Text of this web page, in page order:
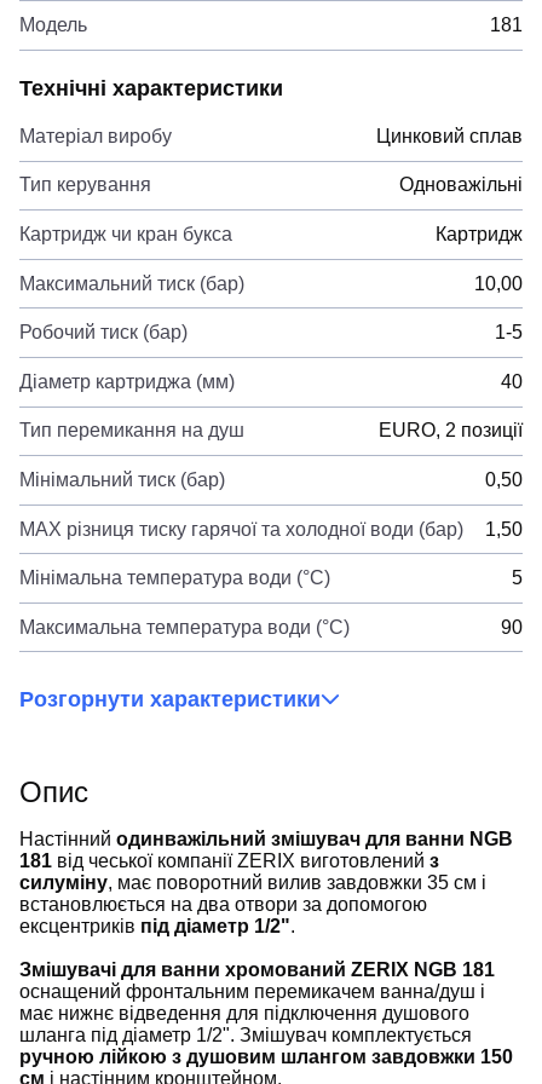
Модель 181
Технічні характеристики
Матеріал виробу Цинковий сплав
Тип керування Одноважільні
Картридж чи кран букса Картридж
Максимальний тиск (бар) 10,00
Робочий тиск (бар) 1-5
Діаметр картриджа (мм) 40
Тип перемикання на душ EURO, 2 позиції
Мінімальний тиск (бар) 0,50
MAX різниця тиску гарячої та холодної води (бар) 1,50
Мінімальна температура води (°C) 5
Максимальна температура води (°C) 90
Розгорнути характеристики
Опис
Настінний одинважільний змішувач для ванни NGB
181 від чеської компанії ZERIX виготовлений з
силуміну, має поворотний вилив завдовжки 35 см і
встановлюється на два отвори за допомогою
ексцентриків під діаметр 1/2".
Змішувачі для ванни хромований ZERIX NGB 181
оснащений фронтальним перемикачем ванна/душ і
має нижнє відведення для підключення душового
шланга під діаметр 1/2". Змішувач комплектується
ручною лійкою з душовим шлангом завдовжки 150
см і настінним кронштейном.